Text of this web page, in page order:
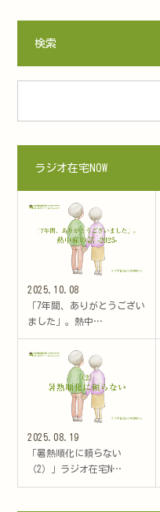
検索
ラジオ在宅NOW
2025.10.08
「7年間、ありがとうござい
ました」。熱中…
2025.08.19
「暑熱順化に頼らない
（2）」ラジオ在宅N…